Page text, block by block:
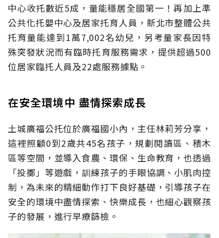
中心收托數近5成，量能穩居全國第一！再加上準
公共化托嬰中心及居家托育人員，新北市整體公共
托育量能達到1萬7,002名幼兒，另考量家長因特
殊突發狀況而有臨時托育服務需求，提供超過500
位居家臨托人員及22處服務據點。
在安全環境中 盡情探索成長
土城廣福公托位於廣福國小內，主任林莉芳分享，
這裡照顧0到2歲共45名孩子，規劃閱讀區、積木
區等空間，並導入食農、環保、生命教育，也透過
「投擲」等遊戲，訓練孩子的手眼協調、小肌肉控
制，為未來的精細動作打下良好基礎，引導孩子在
安全的環境中盡情探索、快樂成長，也細心觀察孩
子的發展，進行早療篩檢。